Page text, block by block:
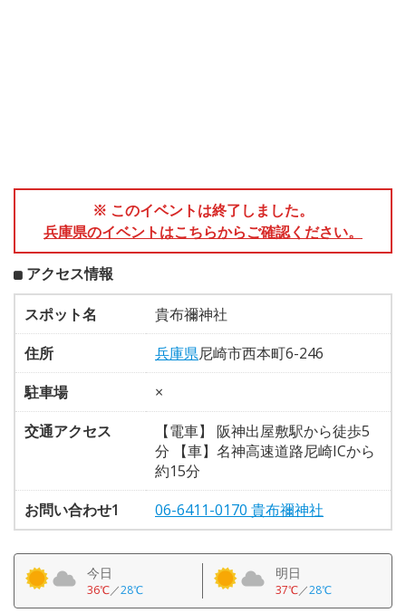
※ このイベントは終了しました。
兵庫県のイベントはこちらからご確認ください。
アクセス情報
スポット名
貴布禰神社
住所
兵庫県尼崎市西本町6-246
駐車場
×
交通アクセス
【電車】 阪神出屋敷駅から徒歩5
分 【車】名神高速道路尼崎ICから
約15分
お問い合わせ1
06-6411-0170 貴布禰神社
今日
36℃／28℃
明日
37℃／28℃